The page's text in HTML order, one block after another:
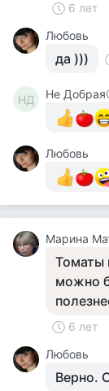
6 лет
Любовь
да )))
НД
Не
Любовь
Марина
Томаты
можно
6 лет
Любовь
Верно.